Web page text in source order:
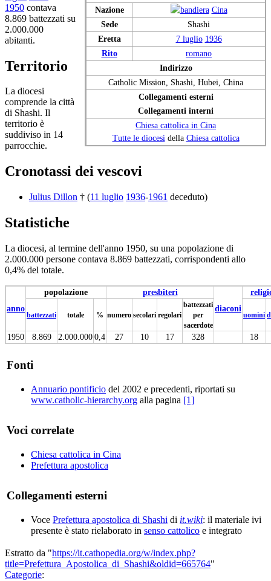
Nazione
Cina
Sede
Shashi
Eretta
7 luglio 1936
Rito
romano
Indirizzo
Catholic Mission, Shashi, Hubei, China
Collegamenti esterni
Collegamenti interni
Chiesa cattolica in Cina
Tutte le diocesi della Chiesa cattolica
1950 contava
8.869 battezzati su
2.000.000
abitanti.
Territorio
La diocesi
comprende la città
di Shashi. Il
territorio è
suddiviso in 14
parrocchie.
Cronotassi dei vescovi
Julius Dillon † (11 luglio 1936-1961 deceduto)
Statistiche
La diocesi, al termine dell'anno 1950, su una popolazione di
2.000.000 persone contava 8.869 battezzati, corrispondenti allo
0,4% del totale.
anno
popolazione
presbiteri
diaconi
battezzati totale % numero secolari regolari
battezzati
per
sacerdote
uomini
1950 8.869 2.000.0000,4 27 10 17 328 18
Fonti
Annuario pontificio del 2002 e precedenti, riportati su
www.catholic-hierarchy.org alla pagina [1]
Voci correlate
Chiesa cattolica in Cina
Prefettura apostolica
Collegamenti esterni
Voce Prefettura apostolica di Shashi di it.wiki: il materiale ivi
presente è stato rielaborato in senso cattolico e integrato
Estratto da "https://it.cathopedia.org/w/index.php?
title=Prefettura_Apostolica_di_Shashi&oldid=665764"
Categorie: